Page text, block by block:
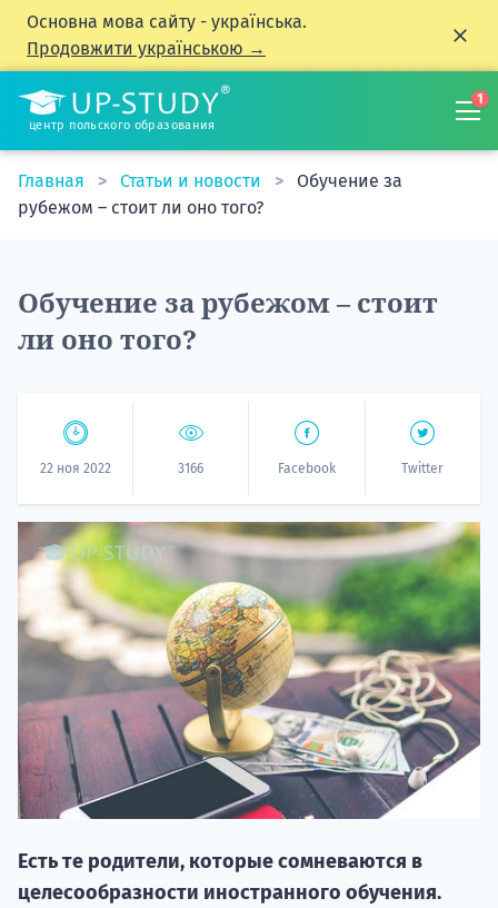
Основна мова сайту - українська.
Продовжити українською →
центр польского образования
1
Главная Статьи и новости
Обучение за
рубежом – стоит ли оно того?
Обучение за рубежом – стоит
ли оно того?
22 ноя 2022 3166 Facebook Twitter
Есть те родители, которые сомневаются в
целесообразности иностранного обучения.
НАБОР